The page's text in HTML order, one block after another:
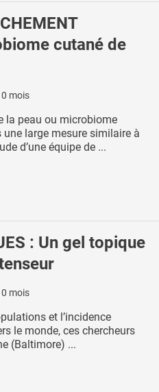
cutané de
mois
la peau ou microbiome
large mesure similaire à
d’une équipe de ...
: Un gel topique
mois
et l’incidence
le monde, ces chercheurs
(Baltimore) ...